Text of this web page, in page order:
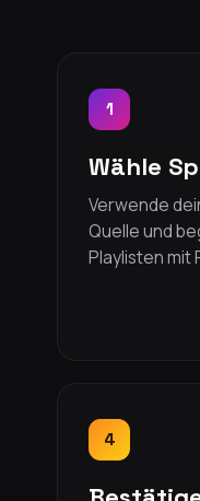
1
Wähle
Verwende
Quelle und
Playlisten mit
4